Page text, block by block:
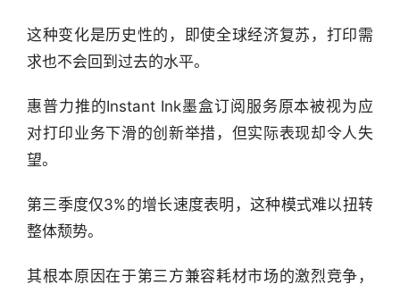
这种变化是历史性的，即使全球经济复苏，打印需
求也不会回到过去的水平。
惠普力推的Instant Ink墨盒订阅服务原本被视为应
对打印业务下滑的创新举措，但实际表现却令人失
望。
第三季度仅3%的增长速度表明，这种模式难以扭转
整体颓势。
其根本原因在于第三方兼容耗材市场的激烈竞争，